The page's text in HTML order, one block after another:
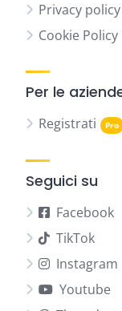
Privacy policy
Cookie Policy
Per le
Registrati
Seguici su
Facebook
TikTok
Instagram
Youtube